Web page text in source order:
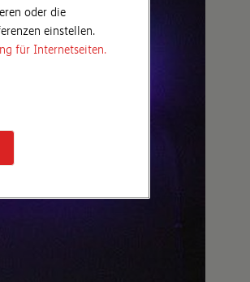
oder die
einstellen.
für Internetseiten.